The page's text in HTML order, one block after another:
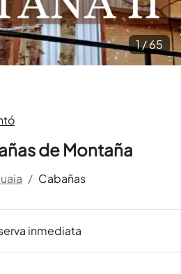
de Montaña
/ Cabañas
1 /65
inmediata